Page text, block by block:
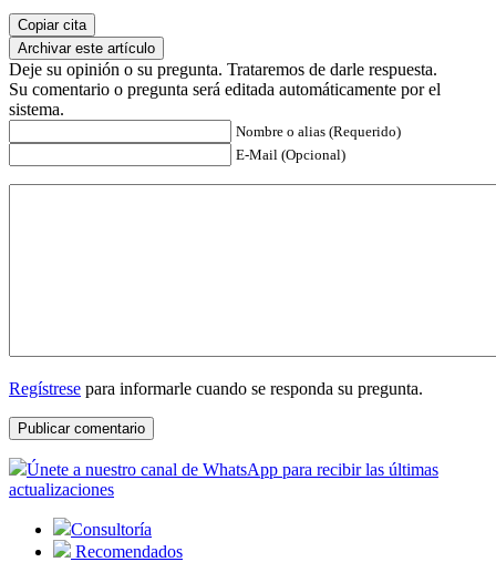
Copiar cita
Archivar este artículo
Deje su opinión o su pregunta. Trataremos de darle respuesta.
Su comentario o pregunta será editada automáticamente por el
sistema.
Nombre o alias (Requerido)
E-Mail (Opcional)
Regístrese para informarle cuando se responda su pregunta.
Únete a nuestro canal de WhatsApp para recibir las últimas
actualizaciones
Consultoría
Recomendados